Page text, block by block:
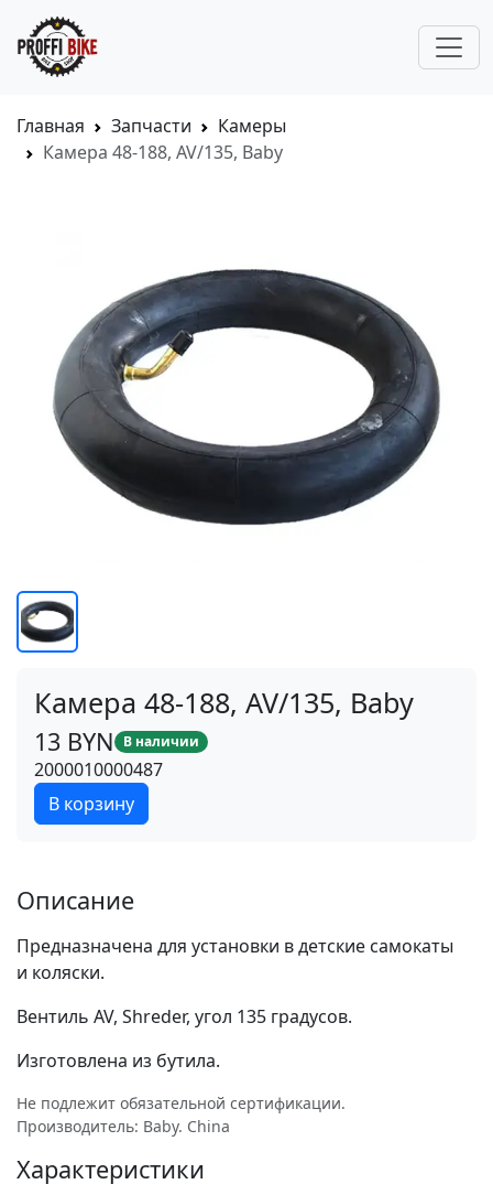
Главная Запчасти
Камеры
Камера 48-188, AV/135, Baby
Камера 48-188, AV/135, Baby
13 BYN В наличии
2000010000487
В корзину
Описание
Предназначена для установки в детские самокаты
и коляски.
Вентиль AV, Shreder, угол 135 градусов.
Изготовлена из бутила.
Не подлежит обязательной сертификации.
Производитель: Baby. China
Характеристики